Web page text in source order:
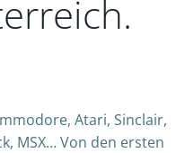
Atari, Sinclair,
MSX… Von den ersten